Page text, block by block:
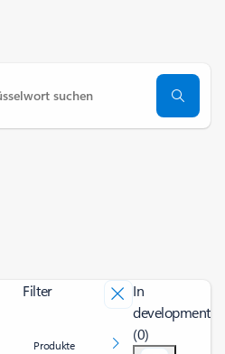
Filter
Produkte
In
development
(0)